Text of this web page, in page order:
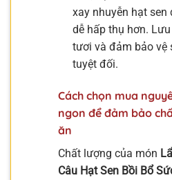
xay nhuyễn hạt sen
dễ hấp thụ hơn.
tươi và đảm bảo vệ
tuyệt đối.
Cách chọn mua
ngon để đảm bảo
ăn
Chất lượng của món
Câu Hạt Sen Bồi Bổ